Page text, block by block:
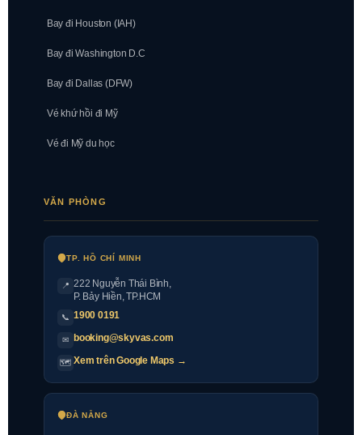
Bay đi Houston (IAH)
Bay đi Washington D.C
Bay đi Dallas (DFW)
Vé khứ hồi đi Mỹ
Vé đi Mỹ du học
VĂN PHÒNG
TP. HỒ CHÍ MINH
📍 222 Nguyễn Thái Bình,
P. Bảy Hiền, TP.HCM
📞 1900 0191
✉ booking@skyvas.com
🗺 Xem trên Google Maps →
ĐÀ NẴNG